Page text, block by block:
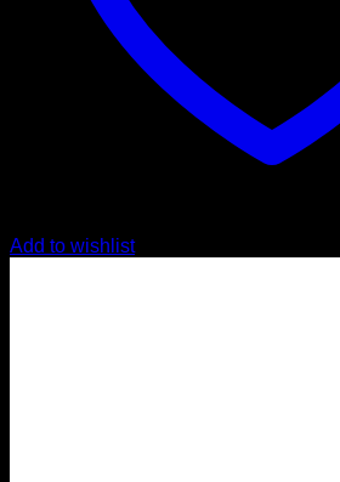
Add to wishlist